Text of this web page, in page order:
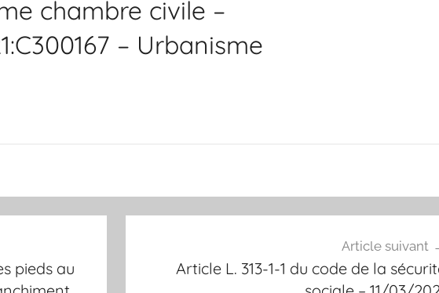
chambre civile –
– Urbanisme
pieds au
Article suivant
Article L. 313-1-1 du code de la